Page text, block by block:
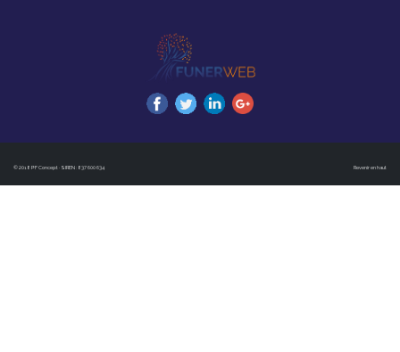
Revenir en haut
© 2018 PF Concept · SIREN : 837 600 634